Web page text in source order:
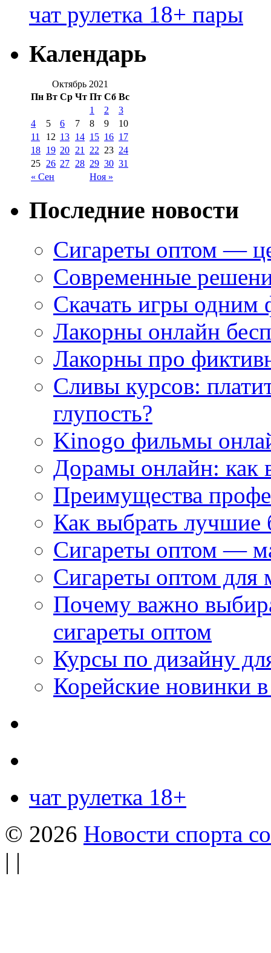
чат рулетка 18+ пары
Календарь
Октябрь 2021
Пн Вт Ср Чт Пт Сб Вс
« Сен Ноя »
1 2
3
4
5 6 7 8 9
10
11
12 13 14 15 16 17
18 19 20 21 22 23 24
25 26 27 28 29 30 31
Последние новости
Сигареты оптом —
Современные
Скачать игры одним
Лакорны онлайн
Лакорны про
Сливы курсов:
глупость?
Kinogo фильмы
Дорамы онлайн: как
Преимущества
Как выбрать
Сигареты оптом —
Сигареты оптом для
Почему важно
сигареты оптом
Курсы по дизайну
Корейские новинки
чат рулетка 18+
© 2026 Новости спорта
| |